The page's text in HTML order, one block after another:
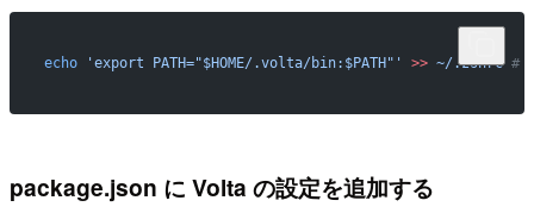
echo 'export PATH="$HOME/.volta/bin:$PATH"' >> ~/.zshrc #
package.json に Volta の設定を追加する